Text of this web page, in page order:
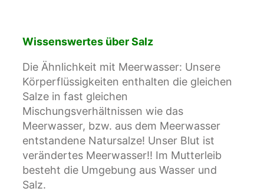
Wissenswertes über Salz
Die Ähnlichkeit mit Meerwasser: Unsere
Körperflüssigkeiten enthalten die gleichen
Salze in fast gleichen
Mischungsverhältnissen wie das
Meerwasser, bzw. aus dem Meerwasser
entstandene Natursalze! Unser Blut ist
verändertes Meerwasser!! Im Mutterleib
besteht die Umgebung aus Wasser und
Salz.